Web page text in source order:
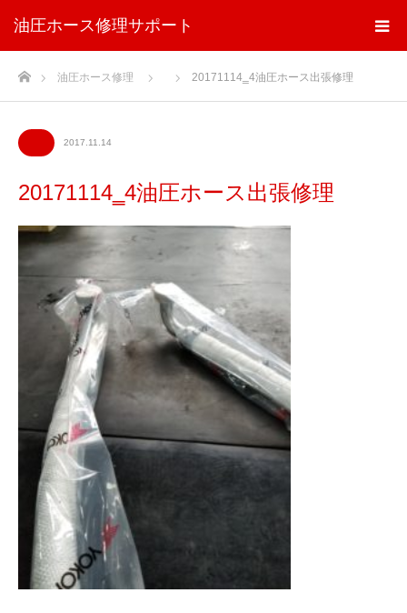
油圧ホース修理サポート
ホーム油圧ホース修理 20171114‗4油圧ホース出張修理
2017.11.14
20171114‗4油圧ホース出張修理